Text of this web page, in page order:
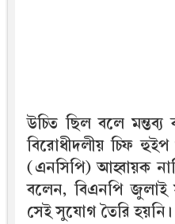
উচিত ছিল বলে
বিরোধীদলীয় চিফ হুইপ
(এনসিপি) আহ্বায়ক
বলেন, বিএনপি জুলাই
সেই সুযোগ তৈরি হয়নি।